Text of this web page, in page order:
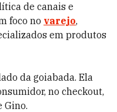
de canais e
foco no varejo,
em produtos
da goiabada. Ela
no checkout,
Gino.